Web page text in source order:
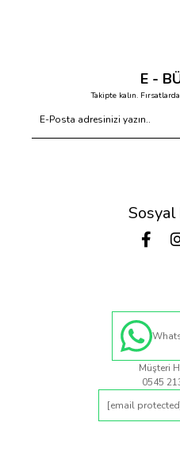
E -
Takipte kalın.
Müşteri
0545
[email